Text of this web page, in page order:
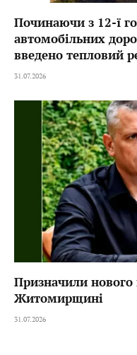
Починаючи з 12-ї
автомобільних
введено тепловий
31.07.2026
Призначили
Житомирщині
31.07.2026